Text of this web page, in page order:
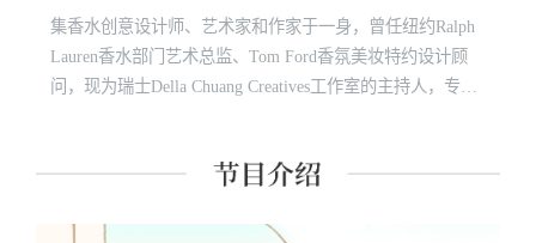
集香水创意设计师、艺术家和作家于一身，曾任纽约Ralph
Lauren香水部门艺术总监、Tom Ford香氛美妆特约设计顾
问，现为瑞士Della Chuang Creatives工作室的主持人，专注